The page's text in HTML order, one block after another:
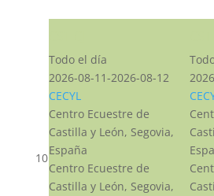
10
Todo el día
2026-08-11-2026-08-12
CECYL
Centro Ecuestre de
Castilla y León, Segovia,
España
Centro Ecuestre de
Castilla y León, Segovia,